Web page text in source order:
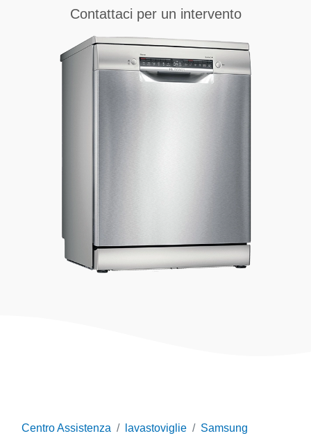
Contattaci per un intervento
Centro Assistenza lavastoviglie
Samsung